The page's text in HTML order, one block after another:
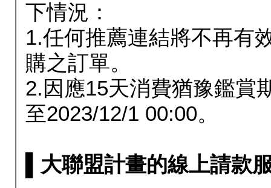
下情況：
1.任何推薦連結將不再有
購之訂單。
2.因應15天消費猶豫鑑賞
至2023/12/1 00:00。
▌大聯盟計畫的線上請款